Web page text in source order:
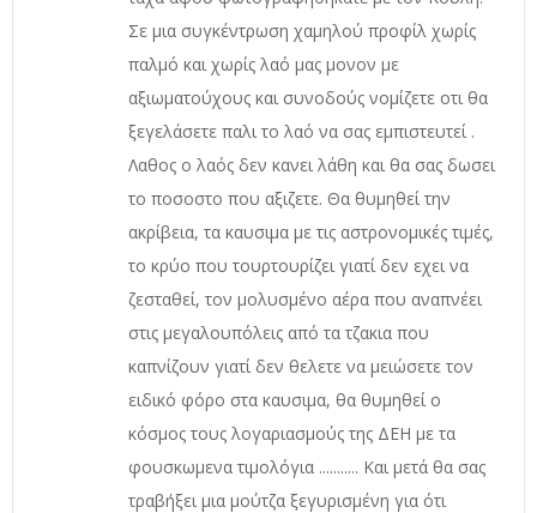
Σε μια συγκέντρωση χαμηλού προφίλ χωρίς
παλμό και χωρίς λαό μας μονον με
αξιωματούχους και συνοδούς νομίζετε οτι θα
ξεγελάσετε παλι το λαό να σας εμπιστευτεί .
Λαθος ο λαός δεν κανει λάθη και θα σας δωσει
το ποσοστο που αξιζετε. Θα θυμηθεί την
ακρίβεια, τα καυσιμα με τις αστρονομικές τιμές,
το κρύο που τουρτουρίζει γιατί δεν εχει να
ζεσταθεί, τον μολυσμένο αέρα που αναπνέει
στις μεγαλουπόλεις από τα τζακια που
καπνίζουν γιατί δεν θελετε να μειώσετε τον
ειδικό φόρο στα καυσιμα, θα θυμηθεί ο
κόσμος τους λογαριασμούς της ΔΕΗ με τα
φουσκωμενα τιμολόγια ........... Και μετά θα σας
τραβήξει μια μούτζα ξεγυρισμένη για ότι